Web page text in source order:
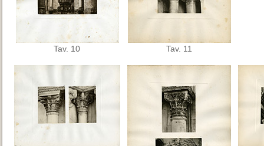
Tav. 10 Tav. 11